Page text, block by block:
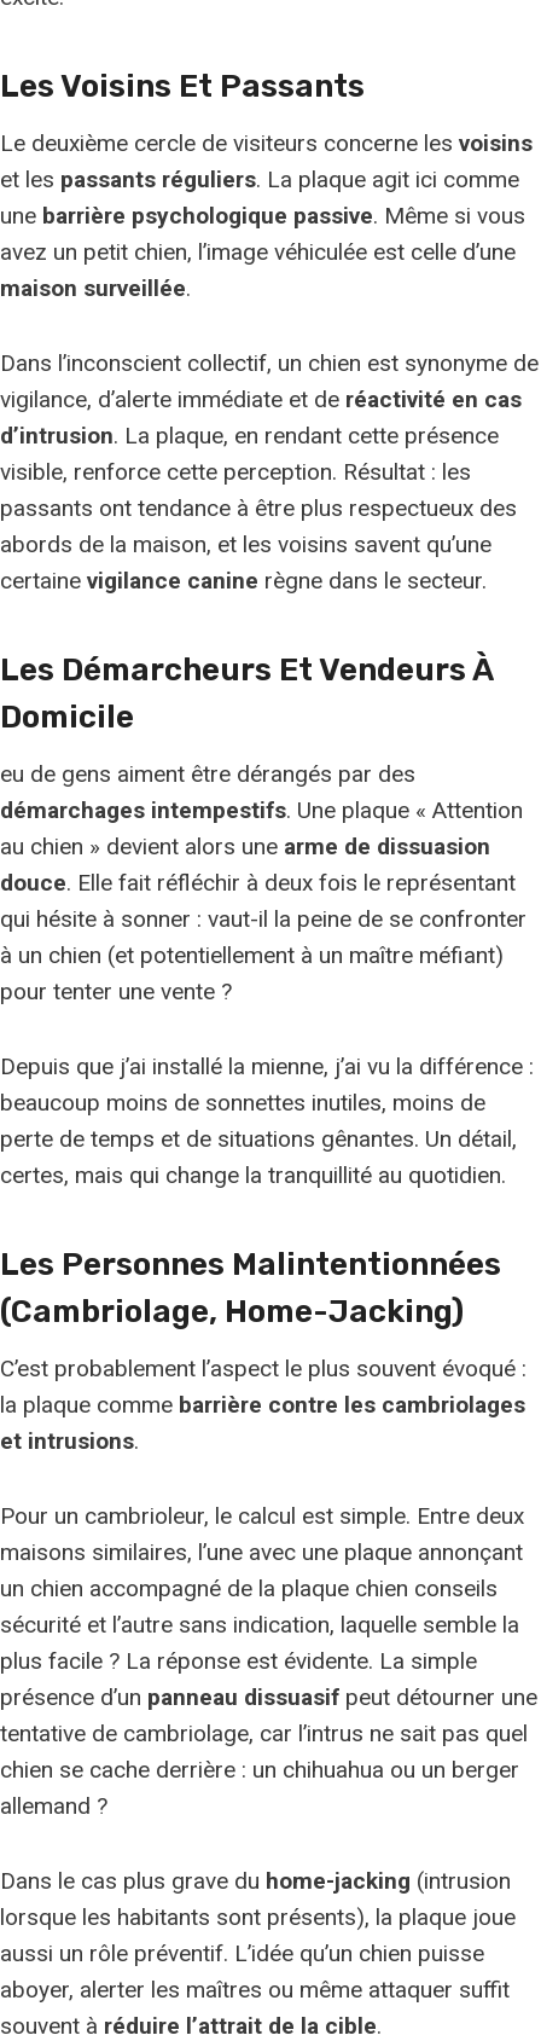
Les Voisins Et Passants
Le deuxième cercle de visiteurs concerne les voisins
et les passants réguliers. La plaque agit ici comme
une barrière psychologique passive. Même si vous
avez un petit chien, l’image véhiculée est celle d’une
maison surveillée.
Dans l’inconscient collectif, un chien est synonyme de
vigilance, d’alerte immédiate et de réactivité en cas
d’intrusion. La plaque, en rendant cette présence
visible, renforce cette perception. Résultat : les
passants ont tendance à être plus respectueux des
abords de la maison, et les voisins savent qu’une
certaine vigilance canine règne dans le secteur.
Les Démarcheurs Et Vendeurs À
Domicile
eu de gens aiment être dérangés par des
démarchages intempestifs. Une plaque « Attention
au chien » devient alors une arme de dissuasion
douce. Elle fait réfléchir à deux fois le représentant
qui hésite à sonner : vaut-il la peine de se confronter
à un chien (et potentiellement à un maître méfiant)
pour tenter une vente ?
Depuis que j’ai installé la mienne, j’ai vu la différence :
beaucoup moins de sonnettes inutiles, moins de
perte de temps et de situations gênantes. Un détail,
certes, mais qui change la tranquillité au quotidien.
Les Personnes Malintentionnées
(cambriolage, Home-Jacking)
C’est probablement l’aspect le plus souvent évoqué :
la plaque comme barrière contre les cambriolages
et intrusions.
Pour un cambrioleur, le calcul est simple. Entre deux
maisons similaires, l’une avec une plaque annonçant
un chien accompagné de la plaque chien conseils
sécurité et l’autre sans indication, laquelle semble la
plus facile ? La réponse est évidente. La simple
présence d’un panneau dissuasif peut détourner une
tentative de cambriolage, car l’intrus ne sait pas quel
chien se cache derrière : un chihuahua ou un berger
allemand ?
Dans le cas plus grave du home-jacking (intrusion
lorsque les habitants sont présents), la plaque joue
aussi un rôle préventif. L’idée qu’un chien puisse
aboyer, alerter les maîtres ou même attaquer suffit
souvent à réduire l’attrait de la cible.